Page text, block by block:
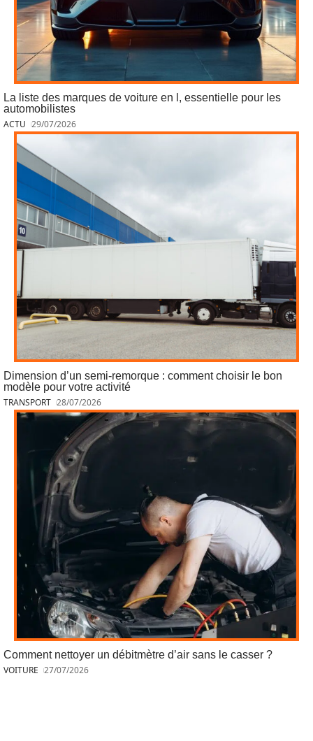
La liste des marques de voiture en l, essentielle pour les
automobilistes
ACTU 29/07/2026
Dimension d’un semi-remorque : comment choisir le bon
modèle pour votre activité
TRANSPORT 28/07/2026
Comment nettoyer un débitmètre d’air sans le casser ?
VOITURE 27/07/2026